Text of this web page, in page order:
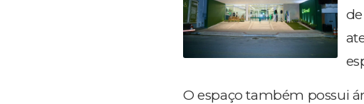
O espaço também possui